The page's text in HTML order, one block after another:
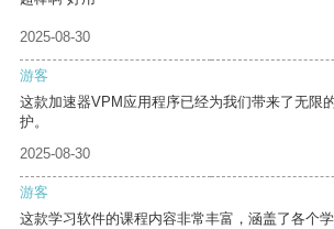
2025-08-30
游客
这款加速器VPM应用程序已经为我们带来了无限
护。
2025-08-30
游客
这款学习软件的课程内容非常丰富，涵盖了各个